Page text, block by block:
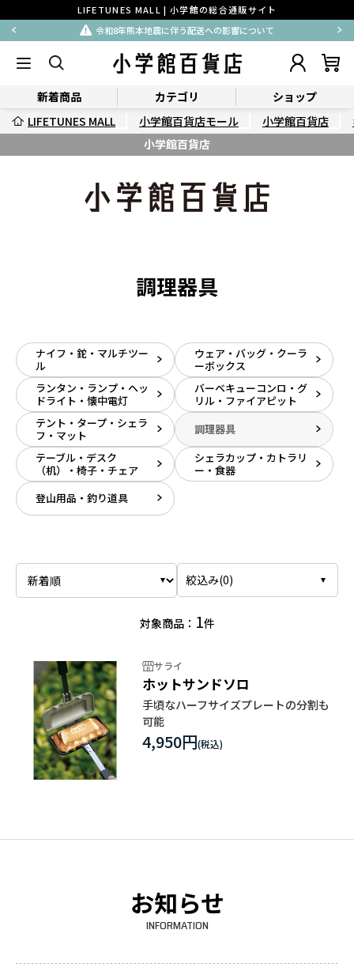
LIFETUNES MALL | 小学館の総合通販サイト
令和8年熊本地震に伴う配送への影響について
新着商品 カテゴリ
ショップ
LIFETUNES MALL
小学館百貨店モール 小学館百貨店
小学館百貨店
調理器具
ナイフ・鉈・マルチツー
ル
ウェア・バッグ・クーラ
ーボックス
ランタン・ランプ・ヘッ
ドライト・懐中電灯
バーベキューコンロ・グ
リル・ファイアピット
テント・タープ・シェラ
フ・マット
調理器具
テーブル・デスク
（机）・椅子・チェア
シェラカップ・カトラリ
ー・食器
登山用品・釣り道具
絞込み(0)
対象商品： 1件
サライ
ホットサンドソロ
手頃なハーフサイズプレートの分割も
可能
4,950円
お知らせ
INFORMATION